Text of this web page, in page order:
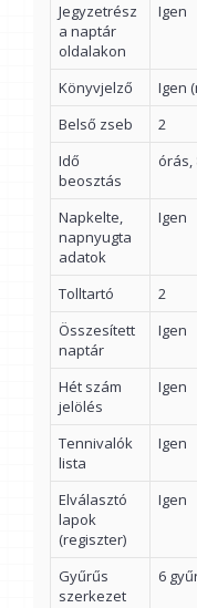
Jegyzetrész
a naptár
oldalakon
Igen
Könyvjelző
Igen
Belső zseb
2
Idő
beosztás
órás,
Napkelte,
napnyugta
adatok
Igen
Tolltartó
2
Összesített
naptár
Igen
Hét szám
jelölés
Igen
Tennivalók
lista
Igen
Elválasztó
lapok
(regiszter)
Igen
Gyűrűs
szerkezet
6